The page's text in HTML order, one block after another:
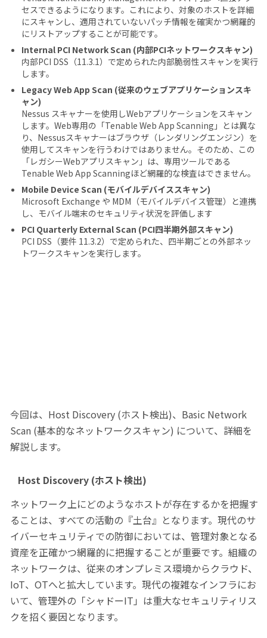
セスできるようになります。これにより、対象のホストを詳細
にスキャンし、適用されていないパッチ情報を確実かつ網羅的
にリストアップすることが可能です。
Internal PCI Network Scan (内部PCIネットワークスキャン)
内部PCI DSS（11.3.1）で定められた内部脆弱性スキャンを実行
します。
Legacy Web App Scan (従来のウェブアプリケーションスキ
ャン)
Nessus スキャナーを使用しWebアプリケーションをスキャン
します。Web専用の「Tenable Web App Scanning」とは異な
り、Nessusスキャナーはブラウザ（レンダリングエンジン）を
使用してスキャンを行うわけではありません。そのため、この
「レガシーWebアプリスキャン」は、専用ツールである
Tenable Web App Scanningほど網羅的な検査はできません。
Mobile Device Scan (モバイルデバイススキャン)
Microsoft Exchange や MDM（モバイルデバイス管理）と連携
し、モバイル端末のセキュリティ状況を評価します
PCI Quarterly External Scan (PCI四半期外部スキャン)
PCI DSS（要件 11.3.2）で定められた、四半期ごとの外部ネッ
トワークスキャンを実行します。
今回は、Host Discovery (ホスト検出)、Basic Network
Scan (基本的なネットワークスキャン) について、詳細を
解説します。
Host Discovery (ホスト検出)
ネットワーク上にどのようなホストが存在するかを把握す
ることは、すべての活動の『土台』となります。現代のサ
イバーセキュリティでの防御においては、管理対象となる
資産を正確かつ網羅的に把握することが重要です。組織の
ネットワークは、従来のオンプレミス環境からクラウド、
IoT、OTへと拡大しています。現代の複雑なインフラにお
いて、管理外の「シャドーIT」は重大なセキュリティリス
クを招く要因となります。